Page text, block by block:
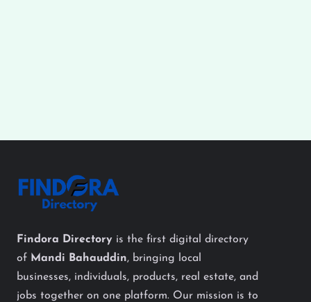
Findora Directory is the first digital directory
of Mandi Bahauddin, bringing local
businesses, individuals, products, real estate, and
jobs together on one platform. Our mission is to